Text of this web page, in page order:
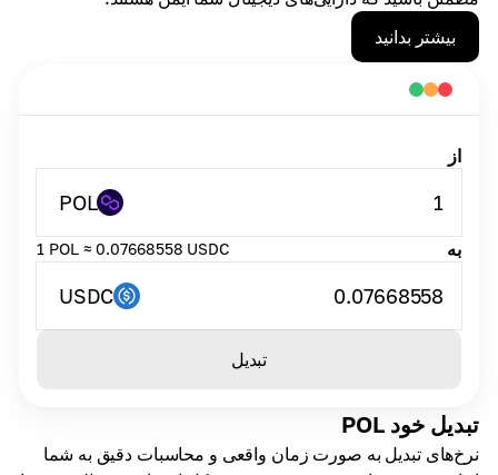
بیشتر بدانید
تبدیل خود POL
نرخ‌های تبدیل به صورت زمان واقعی و محاسبات دقیق به شما
از
1
POL
به 1 POL ≈ 0.07668558 USDC
0.07668558
USDC
تبدیل